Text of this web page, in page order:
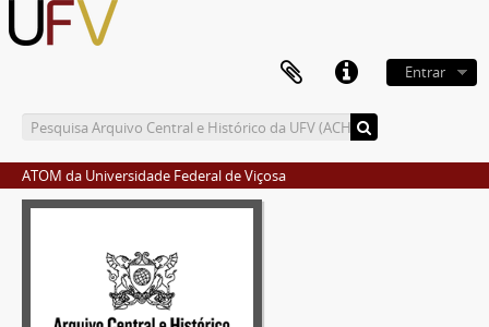
Entrar
ATOM da Universidade Federal de Viçosa